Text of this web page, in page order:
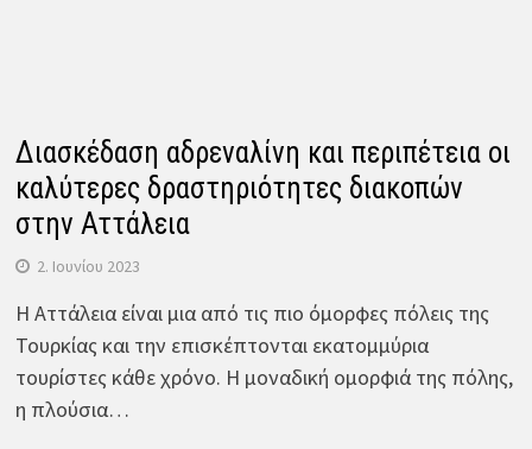
Διασκέδαση αδρεναλίνη και περιπέτεια οι
καλύτερες δραστηριότητες διακοπών
στην Αττάλεια
2. Ιουνίου 2023
Η Αττάλεια είναι μια από τις πιο όμορφες πόλεις της
Τουρκίας και την επισκέπτονται εκατομμύρια
τουρίστες κάθε χρόνο. Η μοναδική ομορφιά της πόλης,
η πλούσια…